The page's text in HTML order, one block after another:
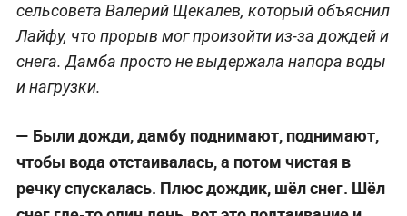
сельсовета Валерий Щекалев, который объяснил
Лайфу, что прорыв мог произойти из-за дождей и
снега. Дамба просто не выдержала напора воды
и нагрузки.
— Были дожди, дамбу поднимают, поднимают,
чтобы вода отстаивалась, а потом чистая в
речку спускалась. Плюс дождик, шёл снег. Шёл